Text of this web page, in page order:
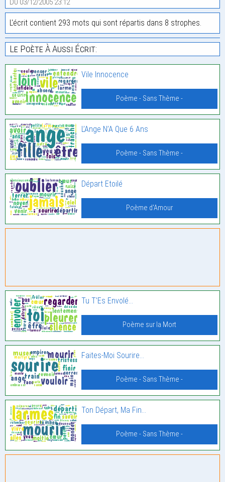
Du 03/12/2005 23:12
L'écrit contient 293 mots qui sont répartis dans 8 strophes.
Le Poète À Aussi Écrit:
Vile Innocence
Poème - Sans Thème -
L’Ange N’A Que 6 Ans
Poème - Sans Thème -
Départ Etoilé
Poème d'Amour
Tu T’Es Envolé…
Poème sur la Mort
Faites-Moi Sourire…
Poème - Sans Thème -
Ton Départ, Ma Fin…
Poème - Sans Thème -